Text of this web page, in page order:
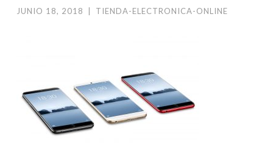
JUNIO 18, 2018 TIENDA-ELECTRONICA-ONLINE